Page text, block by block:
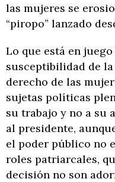
las mujeres se
“piropo” lanzado
Lo que está en
susceptibilidad de
derecho de las
sujetas políticas
su trabajo y no a su
al presidente,
el poder público no
roles patriarcales,
decisión no son